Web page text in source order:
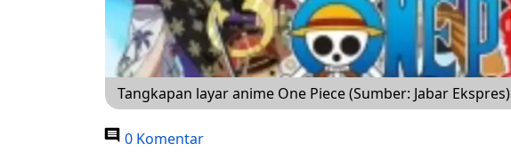
Tangkapan layar anime One Piece (Sumber: Jabar Ekspres)
0 Komentar